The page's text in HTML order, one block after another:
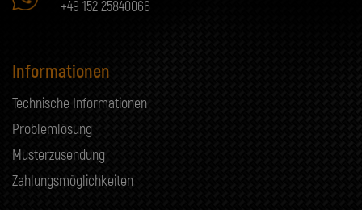
+49 152 25840066
Informationen
Technische Informationen
Problemlösung
Musterzusendung
Zahlungsmöglichkeiten